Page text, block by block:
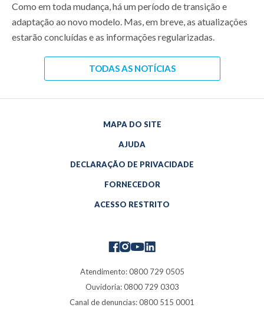
Como em toda mudança, há um período de transição e
adaptação ao novo modelo. Mas, em breve, as atualizações
estarão concluídas e as informações regularizadas.
TODAS AS NOTÍCIAS
MAPA DO SITE
AJUDA
DECLARAÇÃO DE PRIVACIDADE
FORNECEDOR
ACESSO RESTRITO
Atendimento: 0800 729 0505
Ouvidoria: 0800 729 0303
Canal de denuncias: 0800 515 0001